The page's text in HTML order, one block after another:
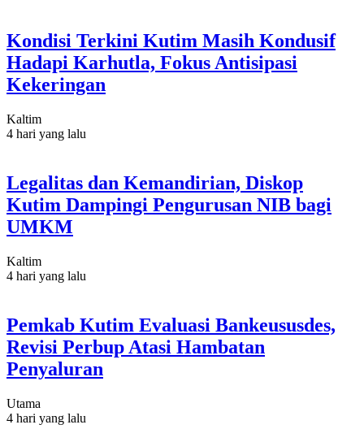
Kondisi Terkini Kutim Masih Kondusif
Hadapi Karhutla, Fokus Antisipasi
Kekeringan
Kaltim
4 hari yang lalu
Legalitas dan Kemandirian, Diskop
Kutim Dampingi Pengurusan NIB bagi
UMKM
Kaltim
4 hari yang lalu
Pemkab Kutim Evaluasi Bankeususdes,
Revisi Perbup Atasi Hambatan
Penyaluran
Utama
4 hari yang lalu